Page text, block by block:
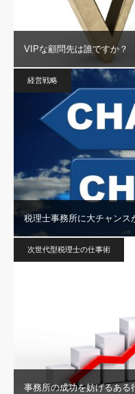
VIPな顧問先は誰ですか？
経営戦略
税理士事務所に大チャンス
次世代型税理士の仕事術
事務所の成功を妨げるある